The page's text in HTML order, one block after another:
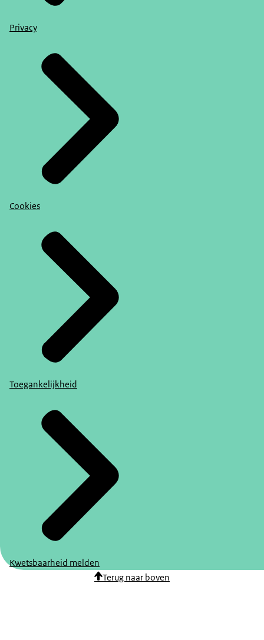
Privacy
Cookies
Toegankelijkheid
Kwetsbaarheid melden
Terug naar boven